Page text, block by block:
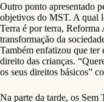
Outro ponto apresentado
objetivos do MST. A qual
Terra é por terra, Reforma
transformação da
Também enfatizou que ter
direito das crianças.
os seus direitos básicos”
Na parte da tarde, os Sem